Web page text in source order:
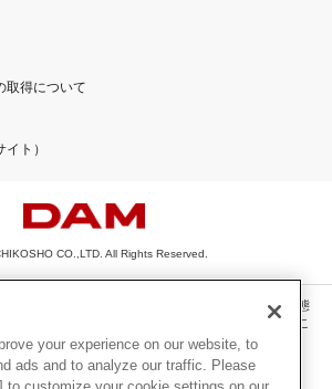
取得について
ト）
CO.,LTD. All Rights Reserved.
一切の文章・画像・写真・動画・音声等を、手段や形態
範囲を超えて無断で複製、転載、ファイル化などするこ
によりご利用いただけない場合があります。
your experience on our website, to
ads and to analyze our traffic. Please